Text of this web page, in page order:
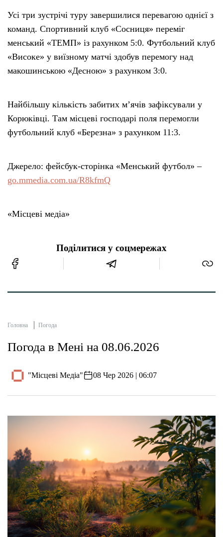
Усі три зустрічі туру завершилися перевагою однієї з
команд. Спортивний клуб «Сосниця» переміг
менський «ТЕМП» із рахунком 5:0. Футбольний клуб
«Високе» у виїзному матчі здобув перемогу над
макошинською «Десною» з рахунком 3:0.
Найбільшу кількість забитих м’ячів зафіксували у
Корюківці. Там місцеві господарі поля перемогли
футбольний клуб «Березна» з рахунком 11:3.
Джерело: фейсбук-сторінка «Менський футбол» –
go.mmedia.com.ua/R8kfmQ
«Місцеві медіа»
Поділитися у соцмережах
Головна Погода
Погода в Мені на 08.06.2026
"Місцеві Медіа" 08 Чер 2026 | 06:07